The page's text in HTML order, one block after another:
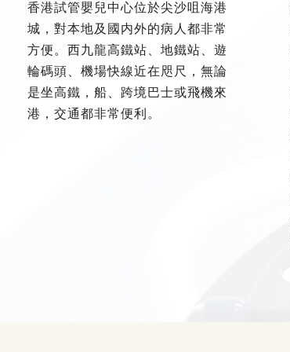
香港試管嬰兒中心位於尖沙咀海港
城，對本地及國内外的病人都非常
方便。西九龍高鐵站、地鐵站、遊
輪碼頭、機場快線近在咫尺，無論
是坐高鐵，船、跨境巴士或飛機來
港，交通都非常便利。